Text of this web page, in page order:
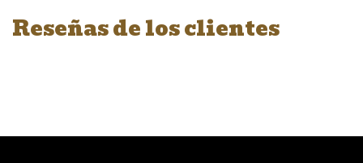
Reseñas de los clientes